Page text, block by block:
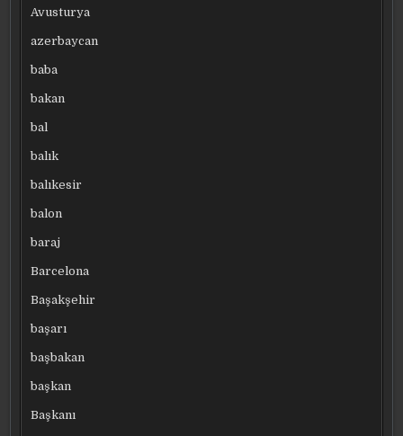
Avusturya
azerbaycan
baba
bakan
bal
balık
balıkesir
balon
baraj
Barcelona
Başakşehir
başarı
başbakan
başkan
Başkanı